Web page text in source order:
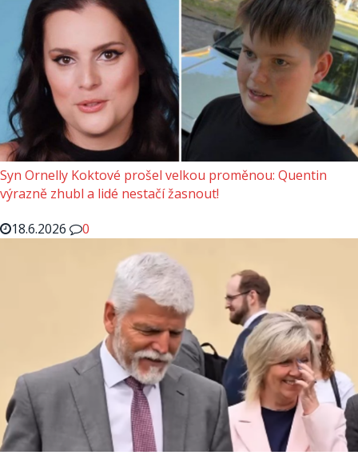
Syn Ornelly Koktové prošel velkou proměnou: Quentin
výrazně zhubl a lidé nestačí žasnout!
18.6.2026
0